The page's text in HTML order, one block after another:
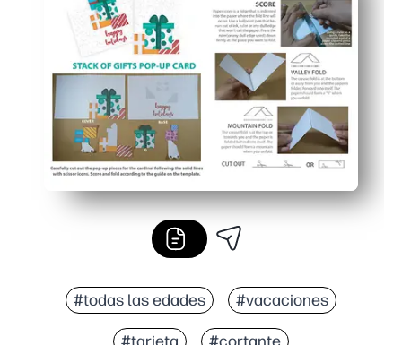
Solo necesitas papel, tijeras y pegamento: se monta
Puedes personalizarlo con notas, pegatinas o colores
#todas las edades #vacaciones